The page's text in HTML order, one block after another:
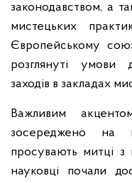
законодавством, а
мистецьких
Європейському
розглянуті умови
заходів в закладах
Важливим
зосереджено на
просувають митці з
науковці почали